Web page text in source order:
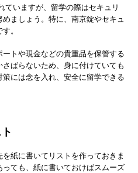
いますが、留学の際はセキュリ
ましょう。特に、南京錠やセキュ
。
トや現金などの貴重品を保管する
ばらないため、身に付けていても
には念を入れ、安全に留学できる
紙に書いてリストを作っておきま
ても、紙に書いておけばスムーズ